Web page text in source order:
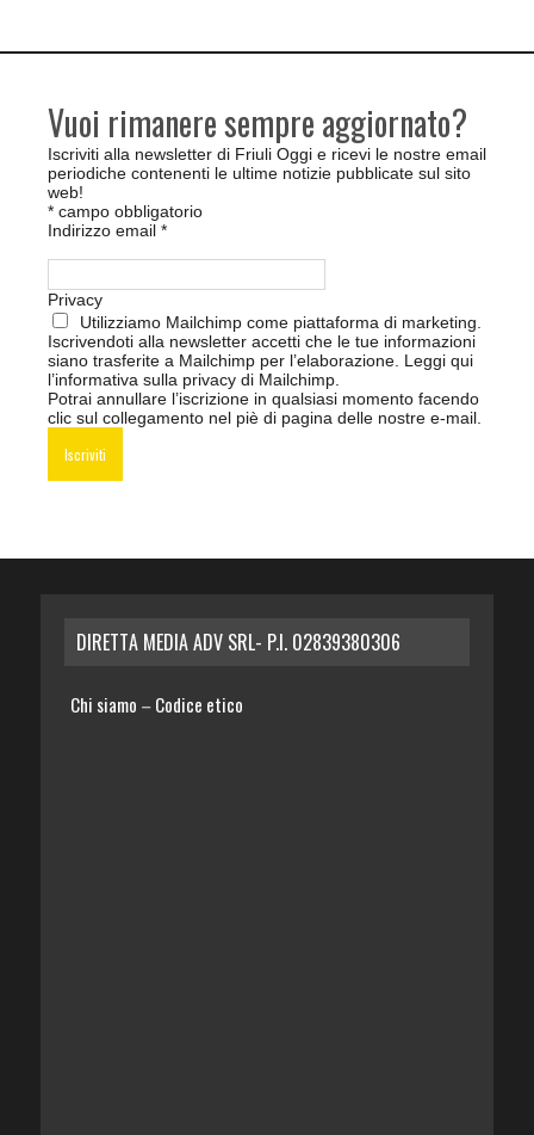
Vuoi rimanere sempre aggiornato?
Iscriviti alla newsletter di Friuli Oggi e ricevi le nostre email
periodiche contenenti le ultime notizie pubblicate sul sito
web!
* campo obbligatorio
Indirizzo email *
Privacy
Utilizziamo Mailchimp come piattaforma di marketing.
Iscrivendoti alla newsletter accetti che le tue informazioni
siano trasferite a Mailchimp per l’elaborazione. Leggi qui
l’informativa sulla privacy di Mailchimp
Potrai annullare l’iscrizione in qualsiasi momento facendo
clic sul collegamento nel piè di pagina delle nostre e-mail.
DIRETTA MEDIA ADV SRL- P.I. 02839380306
Chi siamo – Codice etico